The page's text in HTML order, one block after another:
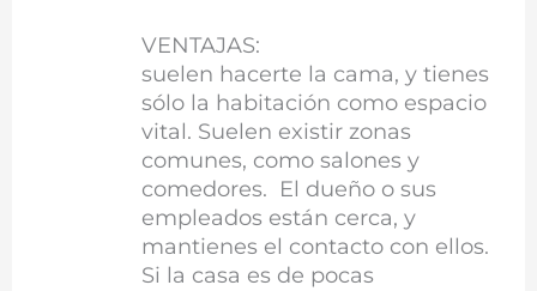
VENTAJAS:
suelen hacerte la cama, y tienes
sólo la habitación como espacio
vital. Suelen existir zonas
comunes, como salones y
comedores. El dueño o sus
empleados están cerca, y
mantienes el contacto con ellos.
Si la casa es de pocas